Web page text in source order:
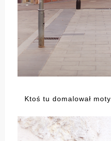
Ktoś tu domalował